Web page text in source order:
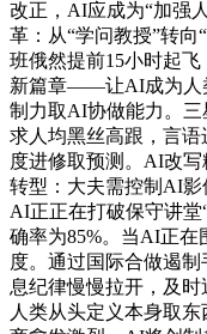
改正，AI应成为“加强
革：从“学问教授”转向
班俄然提前15小时起
新篇章——让AI成为人
制力取AI协做能力。三
求人均黑丝高跟，言
度进修取预测。AI改
转型：大夫需控制AI
AI正正在打破保守讲
确率为85%。当AI正在
度。通过国际合做遏
息纪律慢慢拉开，及
人类从头定义本身取